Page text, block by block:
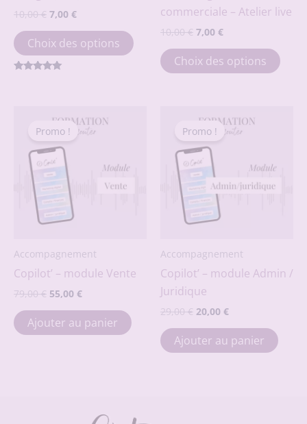
10,00€ Le
initial
était :
10,00 €.
7,00 €Le
actuel
est :
Choix des options
produit
peuvent
commerciale – Atelier live
10,00€ Le
initial
était :
7,00 €Le
actuel
est :
Choix des options
Promo !
Promo !
Accompagnement
Copilot’ – module Vente
79,00€ Le
initial
était :
55,00 €Le
actuel
est :
Ajouter au panier
Promo !
Promo !
Accompagnement
Copilot’ – module Admin /
Juridique
29,00€ Le
initial
était :
20,00 €Le
actuel
est :
Ajouter au panier